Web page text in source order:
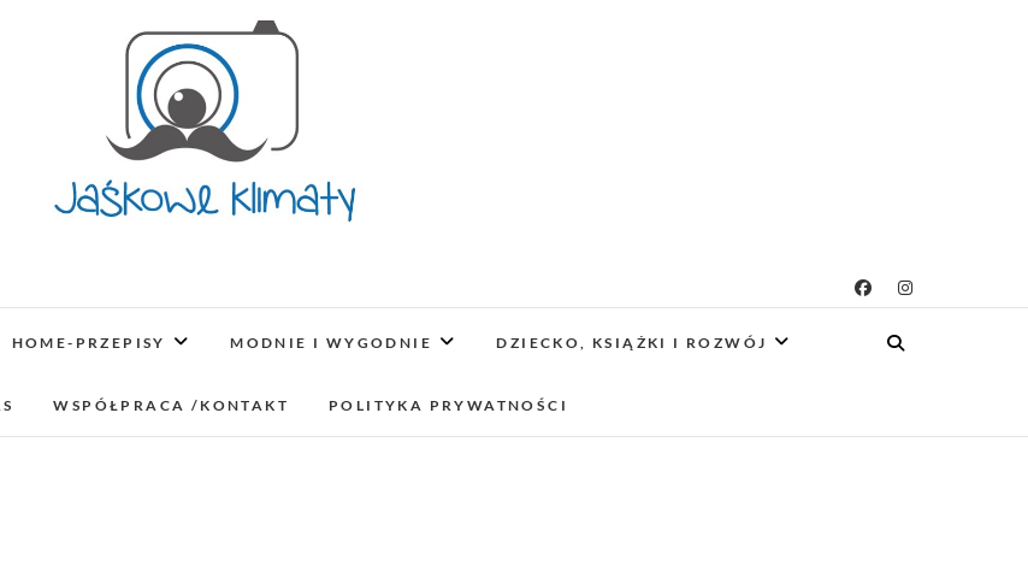
Jaśkowe klimaty-Blog rodzicielsko-
lifestylowy
ŻYCIE. ZABAWA POŁĄCZONA Z NAUKĄ, CIEKAWE PROJEKTY DIY Z DZIECKIEM,
HOME-PRZEPISY MODNIE I WYGODNIE DZIECKO, KSIĄŻKI I ROZWÓJ
WSPÓŁPRACA /KONTAKT POLITYKA PRYWATNOŚCI